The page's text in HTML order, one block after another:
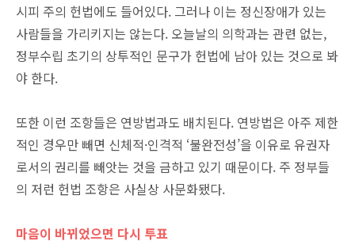
시피 주의 헌법에도 들어있다. 그러나 이는 정신장애가 있는
사람들을 가리키지는 않는다. 오늘날의 의학과는 관련 없는,
정부수립 초기의 상투적인 문구가 헌법에 남아 있는 것으로 봐
야 한다.
또한 이런 조항들은 연방법과도 배치된다. 연방법은 아주 제한
적인 경우만 빼면 신체적·인격적 ‘불완전성’을 이유로 유권자
로서의 권리를 빼앗는 것을 금하고 있기 때문이다. 주 정부들
의 저런 헌법 조항은 사실상 사문화됐다.
마음이 바뀌었으면 다시 투표